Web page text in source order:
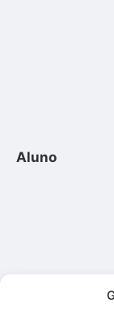
Aluno
Consulte aqui